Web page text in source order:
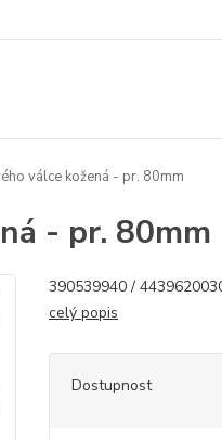
válce kožená - pr. 80mm
- pr. 80mm
390539940 /
celý popis
Dostupnost